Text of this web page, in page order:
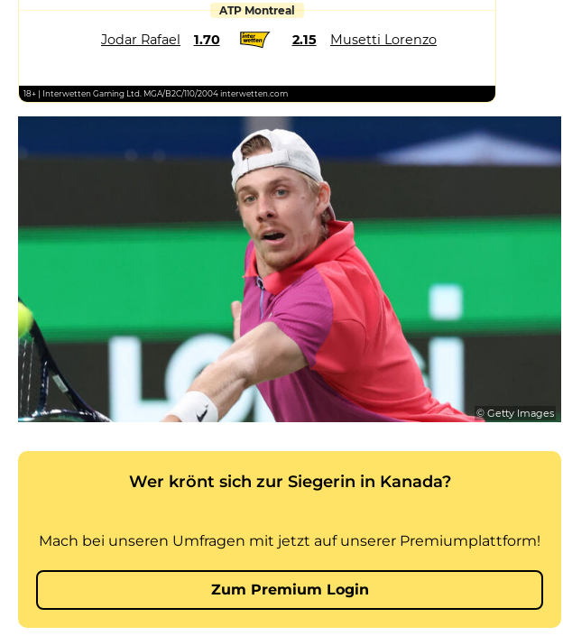
ATP Montreal
Jodar Rafael 1.70 2.15 Musetti Lorenzo
18+ | Interwetten Gaming Ltd. MGA/B2C/110/2004 interwetten.com
© Getty Images